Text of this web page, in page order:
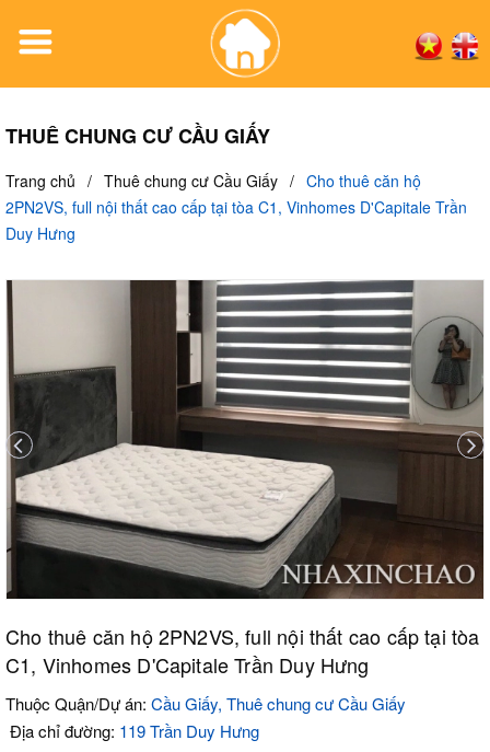
THUÊ CHUNG CƯ CẦU GIẤY
Trang chủ / Thuê chung cư Cầu Giấy / Cho thuê căn hộ
2PN2VS, full nội thất cao cấp tại tòa C1, Vinhomes D'Capitale Trần
Duy Hưng
Cho thuê căn hộ 2PN2VS, full nội thất cao cấp tại tòa
C1, Vinhomes D'Capitale Trần Duy Hưng
Thuộc Quận/Dự án: Cầu Giấy, Thuê chung cư Cầu Giấy
Địa chỉ đường: 119 Trần Duy Hưng